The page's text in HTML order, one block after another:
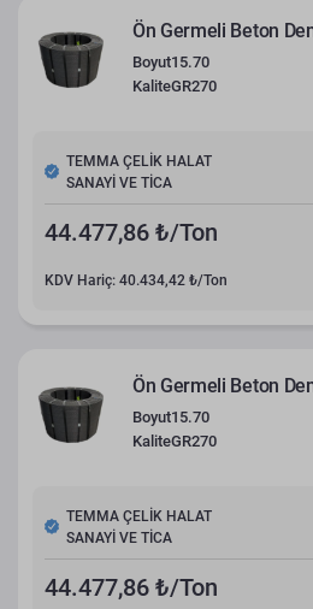
Ön Germeli Beton
Boyut15.70
KaliteGR270
TEMMA ÇELİK HALAT
SANAYİ VE TİCA
44.477,86 ₺/Ton
KDV Hariç: 40.434,42 ₺/Ton
Ön Germeli Beton
Boyut15.70
KaliteGR270
TEMMA ÇELİK HALAT
SANAYİ VE TİCA
44.477,86 ₺/Ton